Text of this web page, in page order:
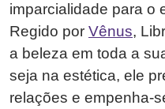
imparcialidade para o
Regido por Vênus,
a beleza em toda a
seja na estética, ele
relações e empenha-